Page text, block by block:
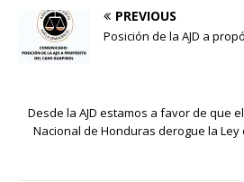
PREVIOUS
Posición de la AJD a
Desde la AJD estamos a favor de que
Nacional de Honduras derogue la Ley